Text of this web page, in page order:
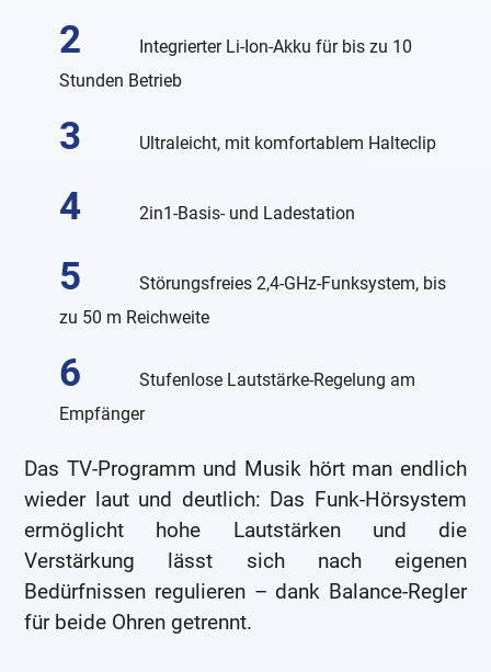
Integrierter Li-Ion-Akku für bis zu 10
Stunden Betrieb
Ultraleicht, mit komfortablem Halteclip
2in1-Basis- und Ladestation
Störungsfreies 2,4-GHz-Funksystem, bis
zu 50 m Reichweite
Stufenlose Lautstärke-Regelung am
Empfänger
Das TV-Programm und Musik hört man endlich
wieder laut und deutlich: Das Funk-Hörsystem
ermöglicht hohe Lautstärken und die
Verstärkung lässt sich nach eigenen
Bedürfnissen regulieren – dank Balance-Regler
für beide Ohren getrennt.